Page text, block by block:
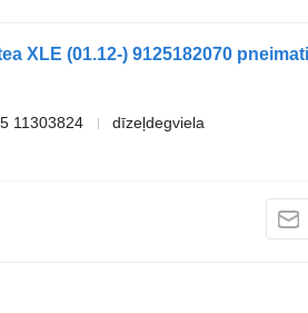
11303824
dīzeļdegviela